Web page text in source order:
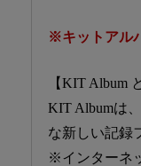
※キットアル
【KIT Album
KIT Albumは
な新しい記録
※インターネ